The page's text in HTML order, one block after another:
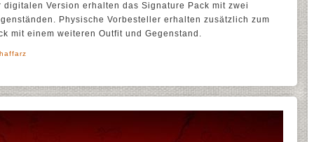
Version erhalten das Signature Pack mit zwei
Physische Vorbesteller erhalten zusätzlich zum
mit einem weiteren Outfit und Gegenstand.